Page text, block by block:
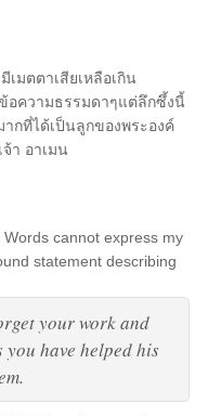
มตตาเสียเหลือเกิน
อความธรรมดาๆแต่ลึกซึ้งนี้
กที่ได้เป็นลูกของพระองค์
า อาเมน
cannot express my
statement describing
your work and
you have helped his